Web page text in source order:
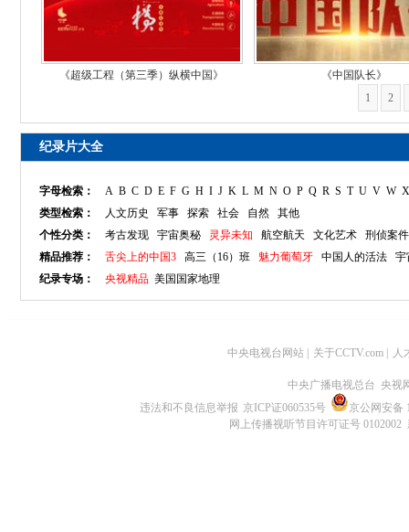
《超级工程（第三季）纵横中国》
《中国队长》
1
2
纪录片大全
字母检索： A B C D E F G H I J K L M N O P Q R S T U V W X
类型检索：
人文历史 军事 探索 社会 自然
其他
个性分类：
考古发现 宇宙奥秘 灵异未知 航空航天 文化艺术
刑侦案件
精品推荐：
舌尖上的中国3 高三（16）班 魅力葡萄牙 中国人的活法
宇
纪录专场：
央视精品 美国国家地理
中央电视台网站 关于CCTV.com 人
中央广播电视总台 央视
违法和不良信息举报 京ICP证060535号
京公网安备
网上传播视听节目许可证号 0102002